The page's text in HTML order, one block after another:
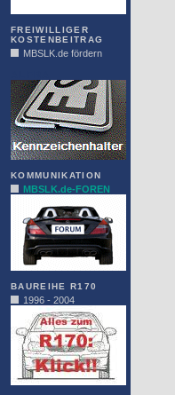
FREIWILLIGER
KOSTENBEITRAG
MBSLK.de fördern
KOMMUNIKATION
MBSLK.de-FOREN
BAUREIHE R170
1996 - 2004